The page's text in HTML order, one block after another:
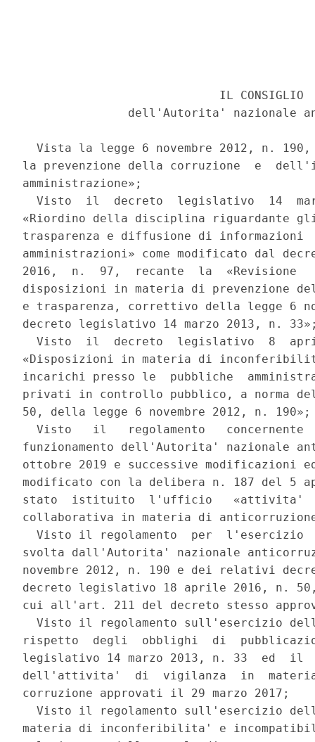
                            IL CONSIGLIO
dell'Autorita' nazionale
Vista la legge 6 novembre 2012, n.
la prevenzione della corruzione  e
amministrazione»;
Visto  il  decreto  legislativo  14
«Riordino della disciplina riguardante
trasparenza e diffusione di
amministrazioni» come modificato dal
2016,  n.  97,  recante  la  «Revisione
disposizioni in materia di prevenzione
e trasparenza, correttivo della legge 6
decreto legislativo 14 marzo 2013, n.
Visto  il  decreto  legislativo  8
«Disposizioni in materia di
incarichi presso le  pubbliche
privati in controllo pubblico, a norma
50, della legge 6 novembre 2012, n.
Visto   il   regolamento   concernente
funzionamento dell'Autorita' nazionale
ottobre 2019 e successive
modificato con la delibera n. 187 del 5
stato  istituito  l'ufficio   «attivita'
collaborativa in materia di
Visto il regolamento  per  l'esercizio
svolta dall'Autorita' nazionale
novembre 2012, n. 190 e dei relativi
decreto legislativo 18 aprile 2016, n.
cui all'art. 211 del decreto stesso
Visto il regolamento sull'esercizio
rispetto  degli  obblighi  di
legislativo 14 marzo 2013, n. 33  ed  il
dell'attivita'  di  vigilanza  in
corruzione approvati il 29 marzo 2017;
Visto il regolamento sull'esercizio
materia di inconferibilita' e